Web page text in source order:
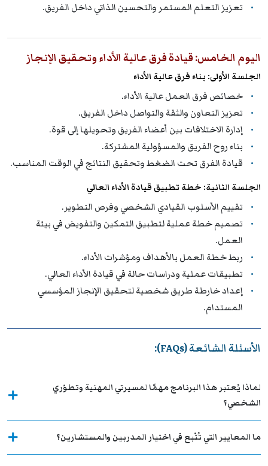
تعزيز التعلم المستمر والتحسين الذاتي داخل الفريق.
اليوم الخامس: قيادة فرق عالية الأداء وتحقيق الإنجاز
الجلسة الأولى: بناء فرق عالية الأداء
خصائص فرق العمل عالية الأداء.
تعزيز التعاون والثقة والتواصل داخل الفريق.
إدارة الاختلافات بين أعضاء الفريق وتحويلها إلى قوة.
بناء روح الفريق والمسؤولية المشتركة.
قيادة الفرق تحت الضغط وتحقيق النتائج في الوقت المناسب.
الجلسة الثانية: خطة تطبيق قيادة الأداء العالي
تقييم الأسلوب القيادي الشخصي وفرص التطوير.
تصميم خطة عملية لتطبيق التمكين والتفويض في بيئة
العمل.
ربط خطة العمل بالأهداف ومؤشرات الأداء.
تطبيقات عملية ودراسات حالة في قيادة الأداء العالي.
إعداد خارطة طريق شخصية لتحقيق الإنجاز المؤسسي
المستدام.
الأسئلة الشائعة (FAQs):
لماذا يُعتبر هذا البرنامج مهمًا لمسيرتي المهنية وتطوّري
الشخصي؟
ما المعايير التي تُتّبع في اختيار المدربين والمستشارين؟